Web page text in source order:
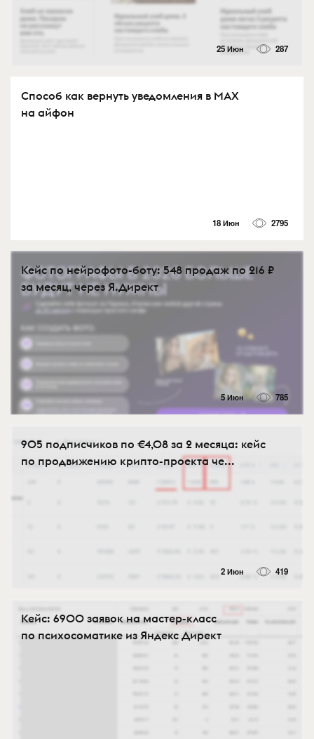
25 Июн 287
Способ как вернуть уведомления в MAX
на айфон
18 Июн 2795
Кейс по нейрофото-боту: 548 продаж по 216 ₽
за месяц, через Я.Директ
5 Июн 785
905 подписчиков по €4,08 за 2 месяца: кейс
по продвижению крипто-проекта че...
2 Июн 419
Кейс: 6900 заявок на мастер-класс
по психосоматике из Яндекс Директ